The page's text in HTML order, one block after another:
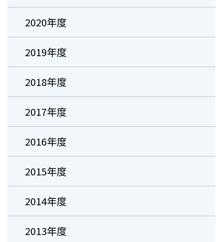
2020年度
2019年度
2018年度
2017年度
2016年度
2015年度
2014年度
2013年度